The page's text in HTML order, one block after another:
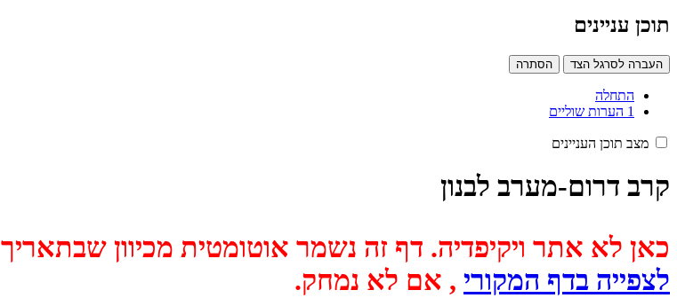
תוכן עניינים
העברה לסרגל הצד הסתרה
התחלה
1 הערות שוליים
מצב תוכן העניינים
קרב דרום-מערב לבנון
כאן לא אתר ויקיפדיה. דף זה נשמר אוטומטית מכיוון שבתאריך 2024-10-24 התקיים דיון האם למחוק אותו.
לצפייה בדף המקורי , אם לא נמחק.